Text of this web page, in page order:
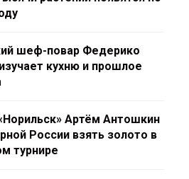
шеф-повар Федерико
кухню и прошлое
Артём Антошкин
России взять золото в
турнире